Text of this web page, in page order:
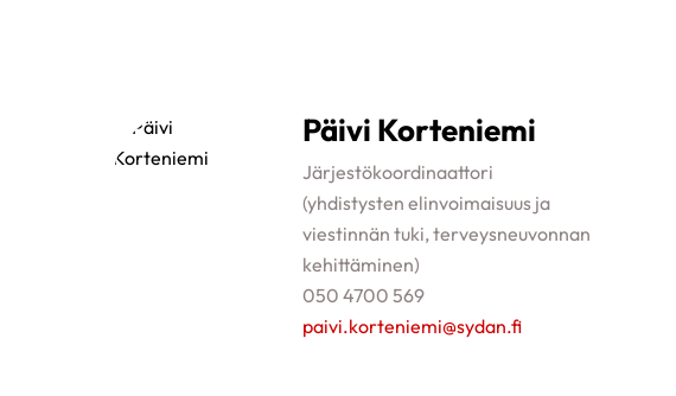
Päivi Korteniemi
Järjestökoordinaattori
(yhdistysten elinvoimaisuus ja
viestinnän tuki, terveysneuvonnan
kehittäminen)
050 4700 569
paivi.korteniemi@sydan.fi